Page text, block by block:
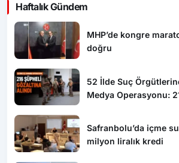
Haftalık Gündem
MHP’de kongre
doğru
52 İlde Suç
Medya Operasyonu:
Safranbolu’da içme
milyon liralık kredi